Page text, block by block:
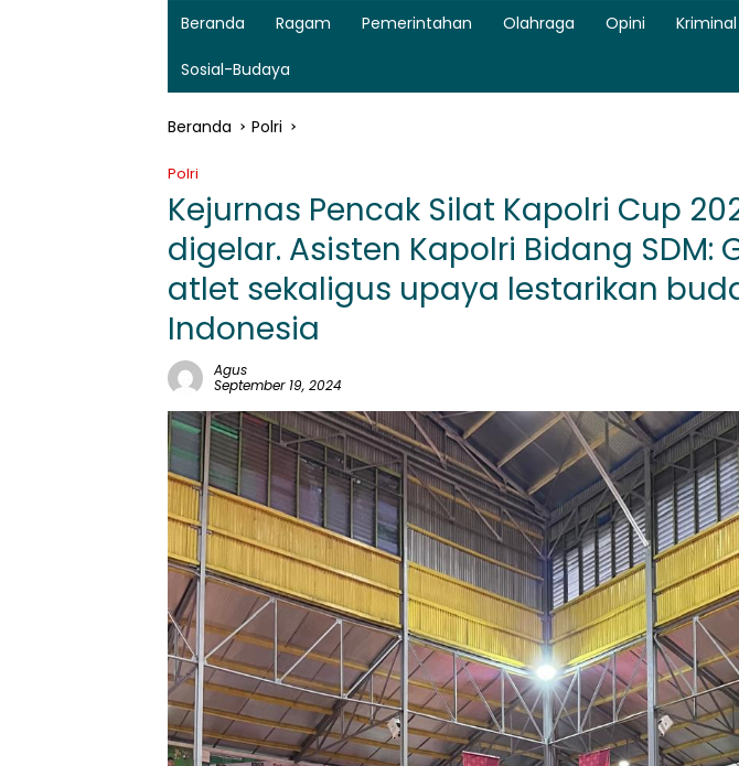
Beranda Ragam Pemerintahan Olahraga Opini Kriminal
Sosial-Budaya
Beranda Polri
Polri
Kejurnas Pencak Silat Kapolri Cup
digelar. Asisten Kapolri Bidang SDM:
atlet sekaligus upaya lestarikan
Indonesia
Agus
September 19, 2024